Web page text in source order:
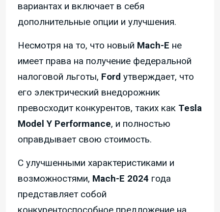
вариантах и включает в себя
дополнительные опции и улучшения.
Несмотря на то, что новый Mach-E не
имеет права на получение федеральной
налоговой льготы, Ford утверждает, что
его электрический внедорожник
превосходит конкурентов, таких как Tesla
Model Y Performance, и полностью
оправдывает свою стоимость.
С улучшенными характеристиками и
возможностями, Mach-E 2024 года
представляет собой